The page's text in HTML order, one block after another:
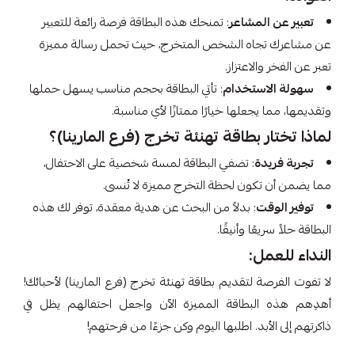
تعبير عن المشاعر: تمنحك هذه البطاقة فرصة رائعة للتعبير
عن مشاعرك تجاه الشخص المتخرج، حيث تحمل رسالة مميزة
تعبر عن الفخر والاعتزاز.
سهولة الاستخدام: تأتي البطاقة بحجم مناسب يسهل حملها
وتقديمها، مما يجعلها خيارًا ممتازًا لأي مناسبة.
لماذا تختار بطاقة تهنئة تخرج (فرع المارينا)؟
تجربة فريدة: تضفي البطاقة لمسة شخصية على الاحتفال،
مما يضمن أن تكون لحظة التخرج مميزة لا تُنسى.
توفير الوقت: بدلاً من البحث عن هدية معقدة، توفر لك هذه
البطاقة حلاً سريعًا وأنيقًا.
النداء للعمل:
لا تفوت الفرصة لتقديم بطاقة تهنئة تخرج (فرع المارينا) لأحبائك!
أهدِهم هذه البطاقة المميزة الآن واجعل احتفالهم يظل في
ذاكرتهم إلى الأبد. اطلبها اليوم وكن جزءًا من فرحتهم!